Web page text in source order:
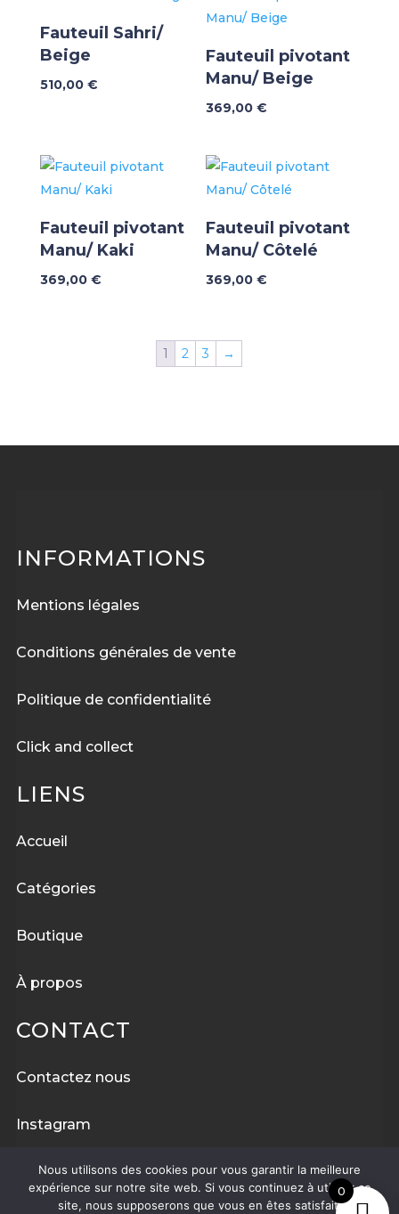
Fauteuil Sahri/
Beige
510,00 €
Fauteuil pivotant
Manu/ Beige
369,00€
Fauteuil pivotant
Manu/ Kaki
369,00 €
Fauteuil pivotant
Manu/ Côtelé
369,00€
1 2 3 →
INFORMATIONS
Mentions légales
Conditions générales de vente
Politique de confidentialité
Click and collect
LIENS
Accueil
Catégories
Boutique
Àpropos
CONTACT
Contactez nous
Instagram
Facebook
0
Nous utilisons des cookies pour vous garantir la meilleure
expérience sur notre site web. Si vous continuez à utiliser ce
site, nous supposerons que vous en êtes satisfait.